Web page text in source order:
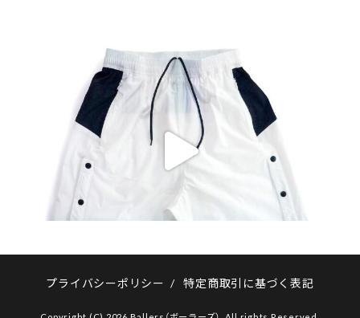
プライバシーポリシー / 特定商取引に基づく表記